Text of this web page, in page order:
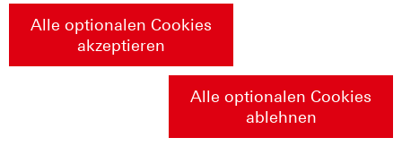
Alle optionalen Cookies
akzeptieren
Alle optionalen Cookies
ablehnen